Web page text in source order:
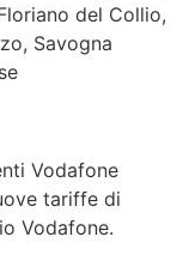
del Collio,
Savogna
Vodafone
tariffe di
Vodafone.